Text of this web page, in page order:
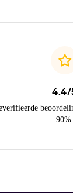
90%.